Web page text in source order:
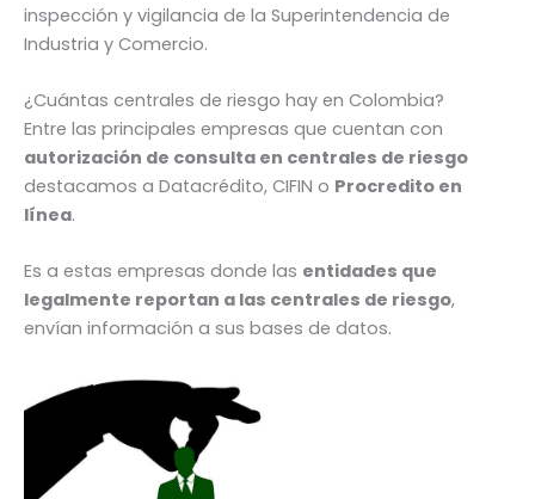
inspección y vigilancia de la Superintendencia de
Industria y Comercio.
¿Cuántas centrales de riesgo hay en Colombia?
Entre las principales empresas que cuentan con
autorización de consulta en centrales de riesgo
destacamos a Datacrédito, CIFIN o Procredito en
línea.
Es a estas empresas donde las entidades que
legalmente reportan a las centrales de riesgo,
envían información a sus bases de datos.